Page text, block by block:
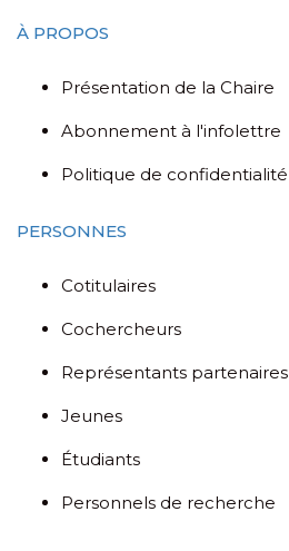
À PROPOS
Présentation de la Chaire
Abonnement à l'infolettre
Politique de confidentialité
PERSONNES
Cotitulaires
Cochercheurs
Représentants partenaires
Jeunes
Étudiants
Personnels de recherche